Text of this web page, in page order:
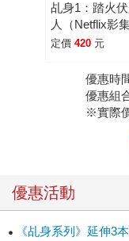
乩身1：踏火
人（Netflix影
說）
定價 420 元
優惠時
優惠組
※實際
優惠活動
《乩身系列》延伸3